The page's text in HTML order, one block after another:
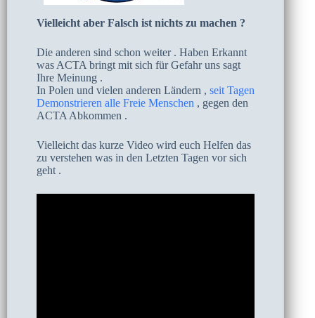
Vielleicht aber Falsch ist nichts zu machen ?
Die anderen sind schon weiter . Haben Erkannt
was ACTA bringt mit sich für Gefahr uns sagt
Ihre Meinung .
In Polen und vielen anderen Ländern , seit Tagen
Demonstrieren alle Freie Menschen , gegen den
ACTA Abkommen .
Vielleicht das kurze Video wird euch Helfen das
zu verstehen was in den Letzten Tagen vor sich
geht .